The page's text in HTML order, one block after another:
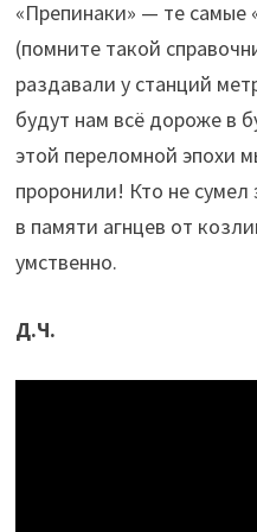
«Препинаки» — те самые
(помните такой
раздавали у станций
будут нам всё дороже в
этой переломной эпохи
проронили! Кто не сумел
в памяти агнцев от
умственно.
Д.Ч.